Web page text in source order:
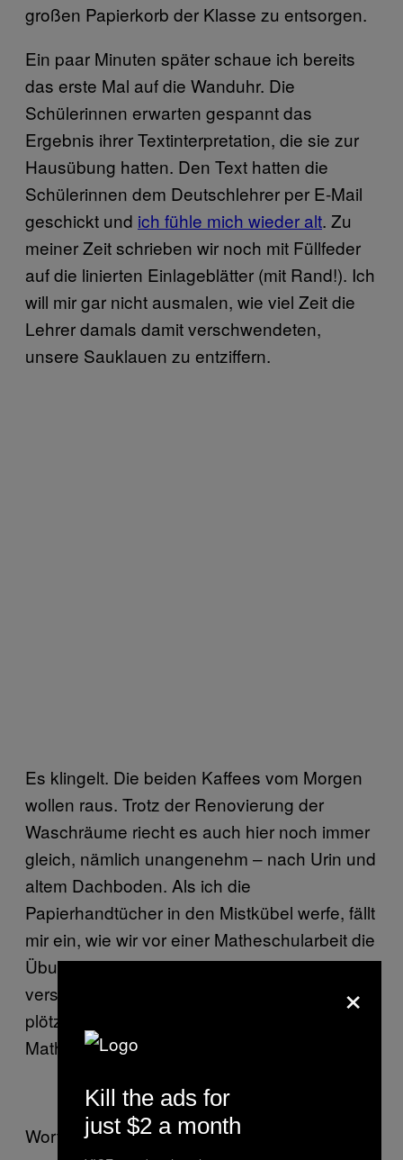
großen Papierkorb der Klasse zu entsorgen.
Ein paar Minuten später schaue ich bereits
das erste Mal auf die Wanduhr. Die
Schülerinnen erwarten gespannt das
Ergebnis ihrer Textinterpretation, die sie zur
Hausübung hatten. Den Text hatten die
Schülerinnen dem Deutschlehrer per E-Mail
geschickt und ich fühle mich wieder alt. Zu
meiner Zeit schrieben wir noch mit Füllfeder
auf die linierten Einlageblätter (mit Rand!). Ich
will mir gar nicht ausmalen, wie viel Zeit die
Lehrer damals damit verschwendeten,
unsere Sauklauen zu entziffern.
Es klingelt. Die beiden Kaffees vom Morgen
wollen raus. Trotz der Renovierung der
Waschräume riecht es auch hier noch immer
gleich, nämlich unangenehm – nach Urin und
altem Dachboden. Als ich die
Papierhandtücher in den Mistkübel werfe, fällt
mir ein, wie wir vor einer Matheschularbeit die
Übungshefte unter dem Papiermistkübel
versteckten. Nach der Schularbeit waren sie
plötzlich verschwunden. Ob es meine
Mathelehrerin war, wissen wir bis heute nicht.
Wortlos geht sie an mir vorbei, als sie in der
×
Kill the ads for
just $2 a month